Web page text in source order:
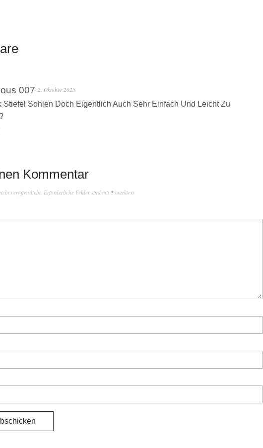
007 2. Oktober 2025
Stiefel Sohlen Doch Eigentlich Auch Sehr Einfach Und Leicht Zu
Kommentar
veröffentlicht. Erforderliche Felder sind mit * markiert